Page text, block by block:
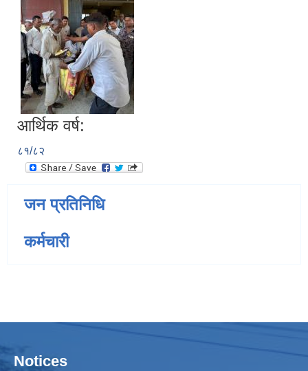
आर्थिक वर्ष:
८१/८२
जन प्रतिनिधि
कर्मचारी
Notices